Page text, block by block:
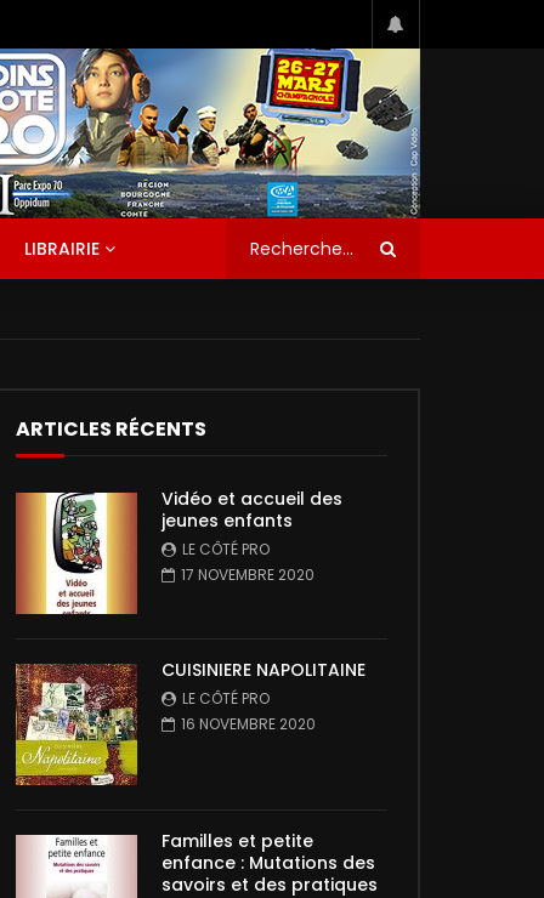
LIBRAIRIE
ARTICLES RÉCENTS
Vidéo et accueil des
jeunes enfants
LE CÔTÉ PRO
17 NOVEMBRE 2020
CUISINIERE NAPOLITAINE
LE CÔTÉ PRO
16 NOVEMBRE 2020
Familles et petite
enfance : Mutations des
savoirs et des pratiques